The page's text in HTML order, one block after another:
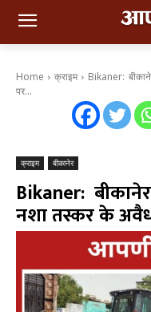
Home क्राइम
Bikaner:
पर...
क्राइम बीकानेर
Bikaner:
नशा तस्कर के